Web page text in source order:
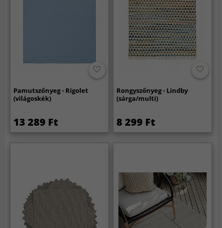
Pamutszőnyeg - Rigolet
(világoskék)
13 289 Ft
Rongyszőnyeg - Lindby
(sárga/multi)
8 299 Ft